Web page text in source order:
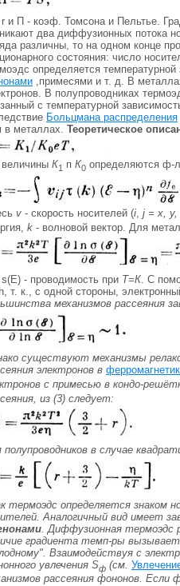
r и П - коэф. Томсона и Пельтье.
два диффузионных потока
различны, то на одном конце
состояния: число
определяется
,примесями и т. д. В
В полупроводниках
с температурной
Больцмана распределения
в металлах. Теоретическое
величины К1 п К0 определяются ф-
v - скорость носителей (i j = x, у,
k - волновой вектор. Для
s(E) - проводимость при T=К . С
т. к., с одной стороны,
механизмов рассеяния
существуют механизмы
электронов в
с примесью в кондо-
из (3) следует:
полупроводников в случае
термоэдс определяется знаком
Аналогичный вид имеет
. Диффузионная
градиента темп-ры
Взаимодействуя с
увлечения Sф (см.
рассеяния фононов.